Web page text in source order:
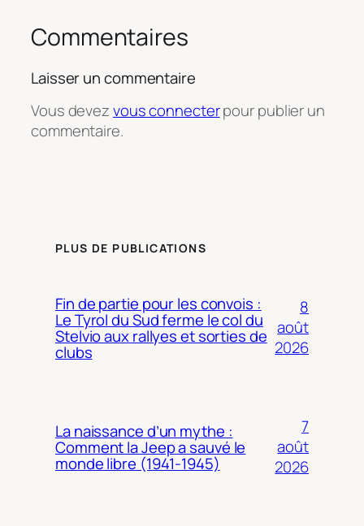
Commentaires
Laisser un commentaire
Vous devezvous connecterpour publier un
commentaire.
PLUS DE PUBLICATIONS
Fin de partie pour les convois :
Le Tyrol du Sud ferme le col du
Stelvio aux rallyes et sorties de
clubs
8
août
2026
La naissance d’un mythe :
Comment la Jeep a sauvé le
monde libre (1941-1945)
7
août
2026